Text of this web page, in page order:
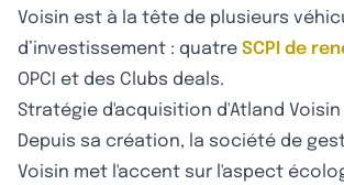
Voisin est à la tête de plusieurs
d’investissement : quatre SCPI de
OPCI et des Clubs deals.
Stratégie d'acquisition d'Atland Voisin
Depuis sa création, la société de
Voisin met l'accent sur l'aspect